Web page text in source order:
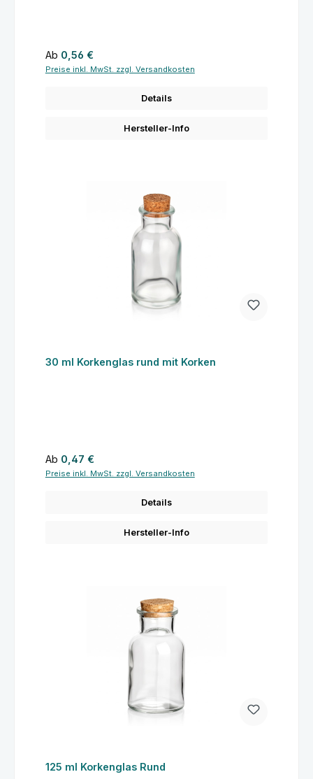
Regulärer Preis:
Ab 0,56 €
Preise inkl. MwSt. zzgl. Versandkosten
Details
Hersteller-Info
30 ml Korkenglas rund mit Korken
Regulärer Preis:
Ab 0,47 €
Preise inkl. MwSt. zzgl. Versandkosten
Details
Hersteller-Info
125 ml Korkenglas Rund